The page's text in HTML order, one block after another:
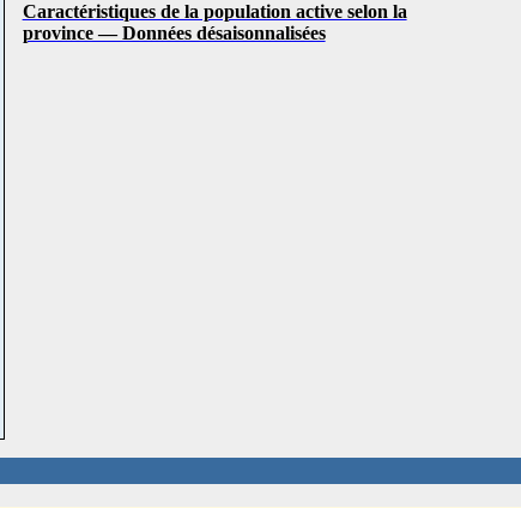
Caractéristiques de la population active selon la
province — Données désaisonnalisées